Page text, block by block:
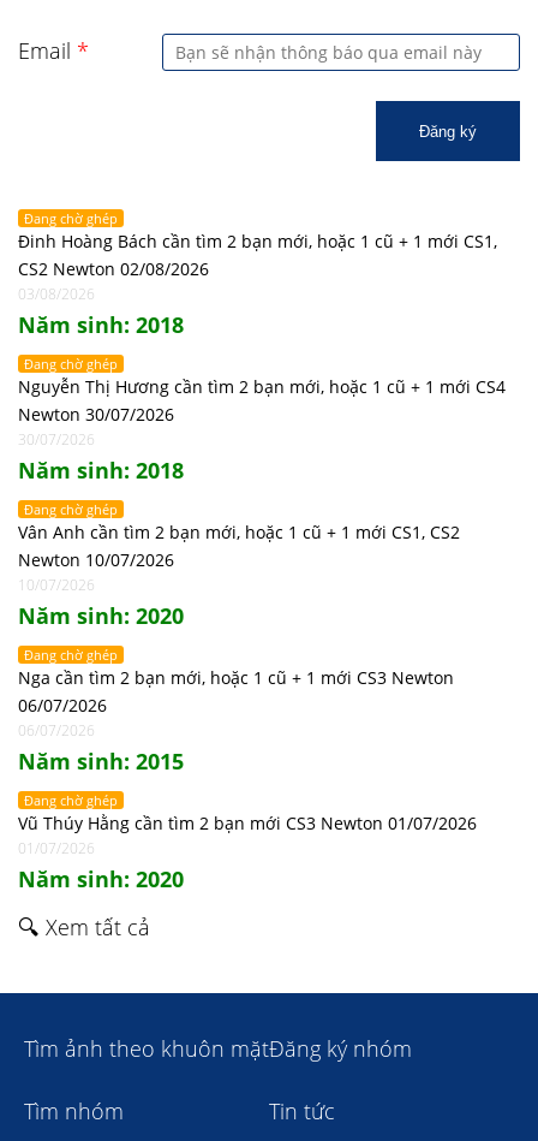
Email *
Đăng ký
Đang chờ ghép
Đinh Hoàng Bách cần tìm 2 bạn mới, hoặc 1 cũ + 1 mới CS1,
CS2 Newton 02/08/2026
03/08/2026
Năm sinh: 2018
Đang chờ ghép
Nguyễn Thị Hương cần tìm 2 bạn mới, hoặc 1 cũ + 1 mới CS4
Newton 30/07/2026
30/07/2026
Năm sinh: 2018
Đang chờ ghép
Vân Anh cần tìm 2 bạn mới, hoặc 1 cũ + 1 mới CS1, CS2
Newton 10/07/2026
10/07/2026
Năm sinh: 2020
Đang chờ ghép
Nga cần tìm 2 bạn mới, hoặc 1 cũ + 1 mới CS3 Newton
06/07/2026
06/07/2026
Năm sinh: 2015
Đang chờ ghép
Vũ Thúy Hằng cần tìm 2 bạn mới CS3 Newton 01/07/2026
01/07/2026
Năm sinh: 2020
🔍 Xem tất cả
Tìm ảnh theo khuôn mặtĐăng ký nhóm
Tìm nhóm Tin tức